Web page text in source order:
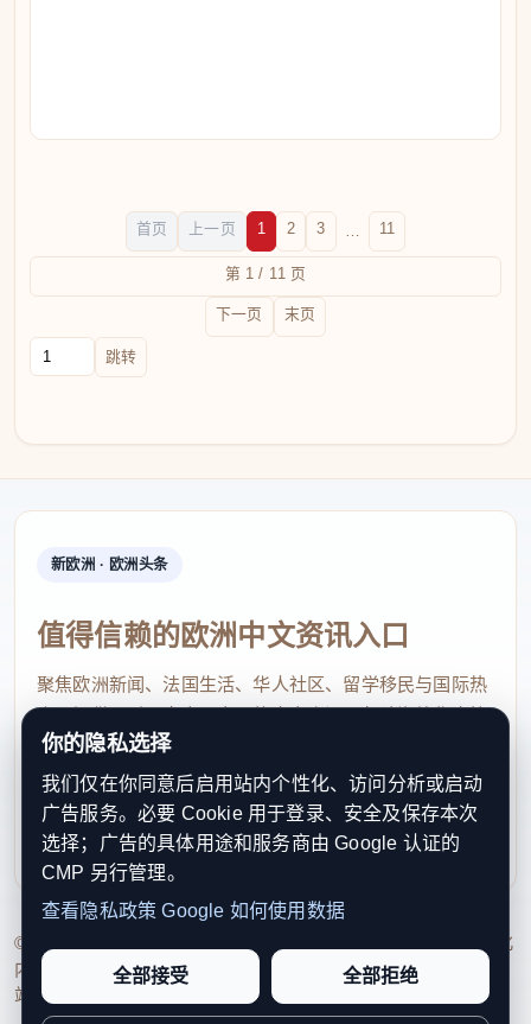
首页 上一页 1 2 3 11
第 1 / 11 页
下一页 末页
跳转到页码跳转
新欧洲 · 欧洲头条
值得信赖的欧洲中文资讯入口
聚焦欧洲新闻、法国生活、华人社区、留学移民与国际热
点，提供及时、真实、实用的中文资讯，帮助海外华人快
速了解欧洲动态。
contact@xinouzhou.com
服务支持、版权与合作：工作日优先处理站务、投稿与权
利通知
© 2026 新欧洲·欧洲头条. All Rights Reserved. 本网站持续优化
内容透明度、联系方式与用户权利说明，以提升品牌信任感和
站点完整度。
你的隐私选择
我们仅在你同意后启用站内个性化、访问分析或启动
广告服务。必要 Cookie 用于登录、安全及保存本次
选择；广告的具体用途和服务商由 Google 认证的
CMP 另行管理。
查看隐私政策 Google 如何使用数据
全部接受 全部拒绝